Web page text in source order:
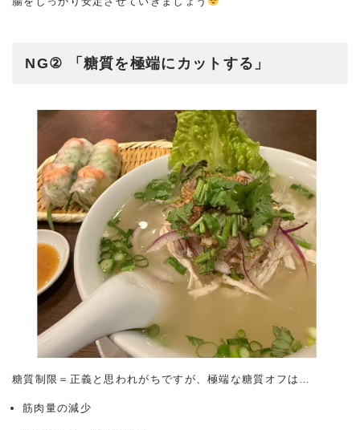
NG② 「糖質を極端にカットする」
糖質制限＝正義と思われがちですが、極端な糖質オフは…
筋肉量の減少